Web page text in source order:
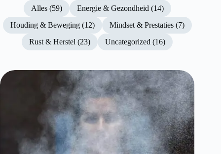
Alles (59)
Energie & Gezondheid (14)
Houding & Beweging (12)
Mindset & Prestaties (7)
Rust & Herstel (23)
Uncategorized (16)